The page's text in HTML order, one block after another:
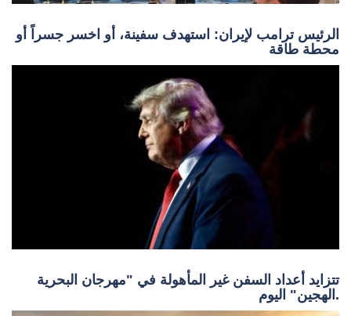
الرئيس ترامب لإيران: استهدف سفينة، أو اخسر جسراً أو
محطة طاقة
تتزايد أعداد السفن غير المأهولة في "مهرجان البحرية
الهجين" اليوم.